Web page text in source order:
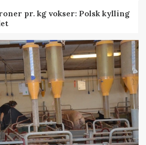
pr. kg vokser: Polsk kylling